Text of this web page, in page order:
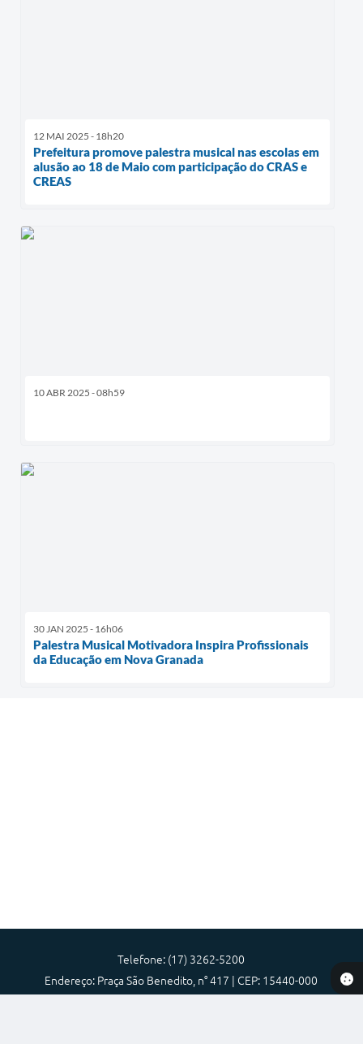
12 MAI 2025 - 18h20
Prefeitura promove palestra musical nas escolas em
alusão ao 18 de Maio com participação do CRAS e
CREAS
10 ABR 2025 - 08h59
30 JAN 2025 - 16h06
Palestra Musical Motivadora Inspira Profissionais
da Educação em Nova Granada
Telefone: (17) 3262-5200
Endereço: Praça São Benedito, n° 417 | CEP: 15440-000